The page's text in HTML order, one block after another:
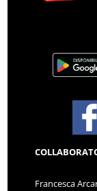
Francesca